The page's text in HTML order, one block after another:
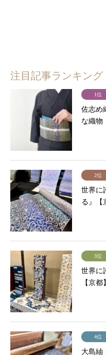
注目記事ランキング
1位
佐志め
な織物
2位
世界に
る』【
3位
世界に
【京都】
4位
大島紬